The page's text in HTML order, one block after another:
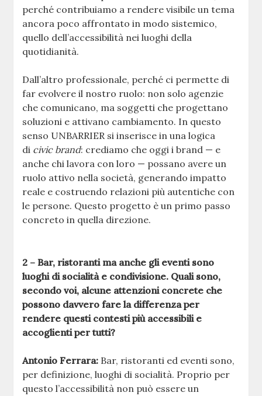
perché contribuiamo a rendere visibile un tema
ancora poco affrontato in modo sistemico,
quello dell’accessibilità nei luoghi della
quotidianità.
Dall’altro professionale, perché ci permette di
far evolvere il nostro ruolo: non solo agenzie
che comunicano, ma soggetti che progettano
soluzioni e attivano cambiamento. In questo
senso UNBARRIER si inserisce in una logica
di civic brand: crediamo che oggi i brand — e
anche chi lavora con loro — possano avere un
ruolo attivo nella società, generando impatto
reale e costruendo relazioni più autentiche con
le persone. Questo progetto è un primo passo
concreto in quella direzione.
2 – Bar, ristoranti ma anche gli eventi sono
luoghi di socialità e condivisione. Quali sono,
secondo voi, alcune attenzioni concrete che
possono davvero fare la differenza per
rendere questi contesti più accessibili e
accoglienti per tutti?
Antonio Ferrara: Bar, ristoranti ed eventi sono,
per definizione, luoghi di socialità. Proprio per
questo l’accessibilità non può essere un